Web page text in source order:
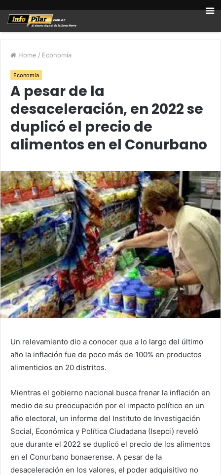
Home / Economía
Economía
A pesar de la
desaceleración, en 2022 se
duplicó el precio de
alimentos en el Conurbano
Un relevamiento dio a conocer que a lo largo del último
año la inflación fue de poco más de 100% en productos
alimenticios en 20 distritos.
Mientras el gobierno nacional busca frenar la inflación en
medio de su preocupación por el impacto político en un
año electoral, un informe del Instituto de Investigación
Social, Económica y Política Ciudadana (Isepci) reveló
que durante el 2022 se duplicó el precio de los alimentos
en el Conurbano bonaerense. A pesar de la
desaceleración en los valores, el poder adquisitivo no